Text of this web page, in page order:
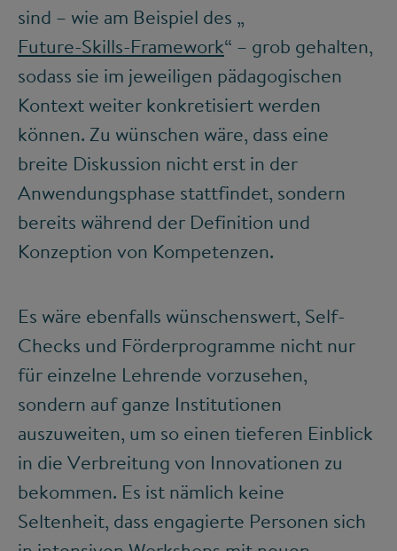
sind – wie am Beispiel des „
Future-Skills-Framework“ – grob gehalten,
sodass sie im jeweiligen pädagogischen
Kontext weiter konkretisiert werden
können. Zu wünschen wäre, dass eine
breite Diskussion nicht erst in der
Anwendungsphase stattfindet, sondern
bereits während der Definition und
Konzeption von Kompetenzen.
Es wäre ebenfalls wünschenswert, Self-
Checks und Förderprogramme nicht nur
für einzelne Lehrende vorzusehen,
sondern auf ganze Institutionen
auszuweiten, um so einen tieferen Einblick
in die Verbreitung von Innovationen zu
bekommen. Es ist nämlich keine
Seltenheit, dass engagierte Personen sich